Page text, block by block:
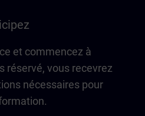
et commencez à
réservé, vous recevrez
nécessaires pour